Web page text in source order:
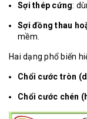
Sợi thép cứng:
Sợi đồng thau
mềm.
Hai dạng phổ biến
Chổi cước tròn
Chổi cước chén